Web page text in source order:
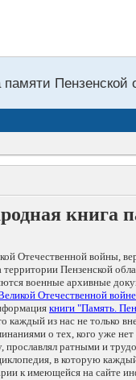
Пензенской
книга
Отечественной войны,
Пензенской
военные архивные
Отечественной
книги "Память.
каждый из нас не
о тех, кого уже
прославлял ратными и
в которую
к имеющейся на сайте